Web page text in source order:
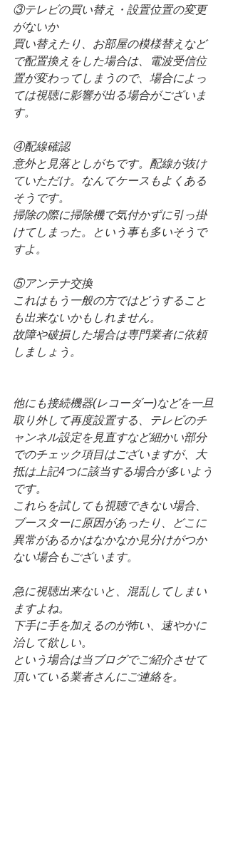
③テレビの買い替え・設置位置の変更
がないか
買い替えたり、お部屋の模様替えなど
で配置換えをした場合は、電波受信位
置が変わってしまうので、場合によっ
ては視聴に影響が出る場合がございま
す。
④配線確認
意外と見落としがちです。配線が抜け
ていただけ。なんてケースもよくある
そうです。
掃除の際に掃除機で気付かずに引っ掛
けてしまった。という事も多いそうで
すよ。
⑤アンテナ交換
これはもう一般の方ではどうすること
も出来ないかもしれません。
故障や破損した場合は専門業者に依頼
しましょう。
他にも接続機器(レコーダー)などを一旦
取り外して再度設置する、テレビのチ
ャンネル設定を見直すなど細かい部分
でのチェック項目はございますが、大
抵は上記4つに該当する場合が多いよう
です。
これらを試しても視聴できない場合、
ブースターに原因があったり、どこに
異常があるかはなかなか見分けがつか
ない場合もございます。
急に視聴出来ないと、混乱してしまい
ますよね。
下手に手を加えるのが怖い、速やかに
治して欲しい。
という場合は当ブログでご紹介させて
頂いている業者さんにご連絡を。